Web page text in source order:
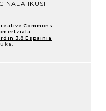
IKUSI
Commons
3.0 Espainia